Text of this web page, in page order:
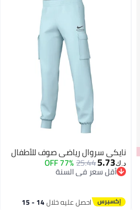
نايكي سروال رياضي صوف للأطفال
د.ك‏5.73
25.44
77% OFF
أقل سعر في السنة
احصل عليه خلال 14 - 15